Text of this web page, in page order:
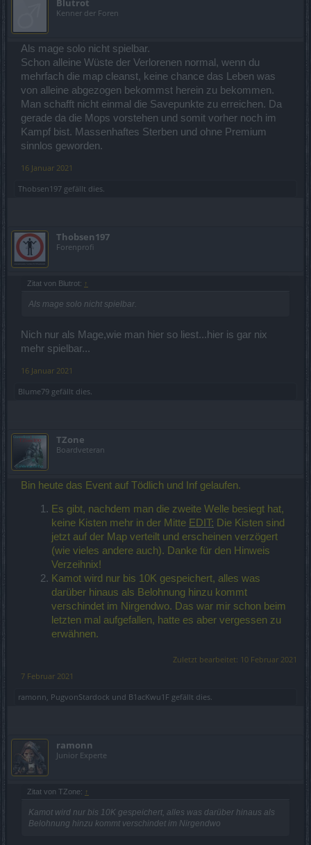
Blutrot
Kenner der Foren
Als mage solo nicht spielbar.
Schon alleine Wüste der Verlorenen normal, wenn du
mehrfach die map cleanst, keine chance das Leben was
von alleine abgezogen bekommst herein zu bekommen.
Man schafft nicht einmal die Savepunkte zu erreichen. Da
gerade da die Mops vorstehen und somit vorher noch im
Kampf bist. Massenhaftes Sterben und ohne Premium
sinnlos geworden.
16 Januar 2021
Thobsen197 gefällt dies.
Thobsen197
Forenprofi
Zitat von Blutrot: ↑
Als mage solo nicht spielbar.
Nich nur als Mage,wie man hier so liest...hier is gar nix
mehr spielbar...
16 Januar 2021
Blume79 gefällt dies.
TZone
Boardveteran
Bin heute das Event auf Tödlich und Inf gelaufen.
Es gibt, nachdem man die zweite Welle besiegt hat,
keine Kisten mehr in der Mitte EDIT: Die Kisten sind
jetzt auf der Map verteilt und erscheinen verzögert
(wie vieles andere auch). Danke für den Hinweis
Verzeihnix!
Kamot wird nur bis 10K gespeichert, alles was
darüber hinaus als Belohnung hinzu kommt
verschindet im Nirgendwo. Das war mir schon beim
letzten mal aufgefallen, hatte es aber vergessen zu
erwähnen.
Zuletzt bearbeitet: 10 Februar 2021
7 Februar 2021
ramonn PugvonStardock und B1acKwu1F gefällt dies.
ramonn
Junior Experte
Zitat von TZone: ↑
Kamot wird nur bis 10K gespeichert, alles was darüber hinaus als
Belohnung hinzu kommt verschindet im Nirgendwo